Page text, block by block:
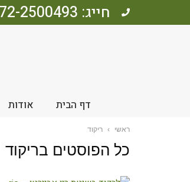
חייג: 072-2500493
דף הבית אודות
ראשי › ריקוד
כל הפוסטים בריקוד